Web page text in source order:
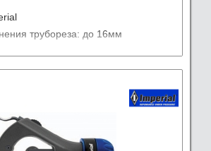
трубореза: до 16мм